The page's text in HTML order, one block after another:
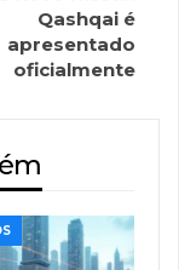
Qashqai é
apresentado
oficialmente